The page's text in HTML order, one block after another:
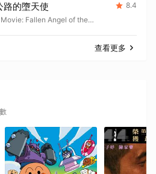
路的墮天使
Fallen Angel of the
8.4
查看更多